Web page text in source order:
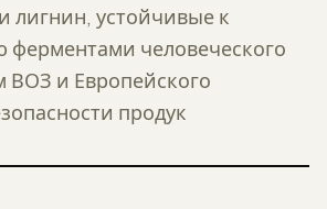
лигнин, устойчивые к
ферментами человеческого
и Европейского
продук